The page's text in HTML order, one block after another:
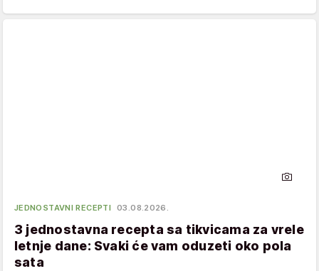
JEDNOSTAVNI RECEPTI 03.08.2026.
3 jednostavna recepta sa tikvicama za vrele
letnje dane: Svaki će vam oduzeti oko pola
sata